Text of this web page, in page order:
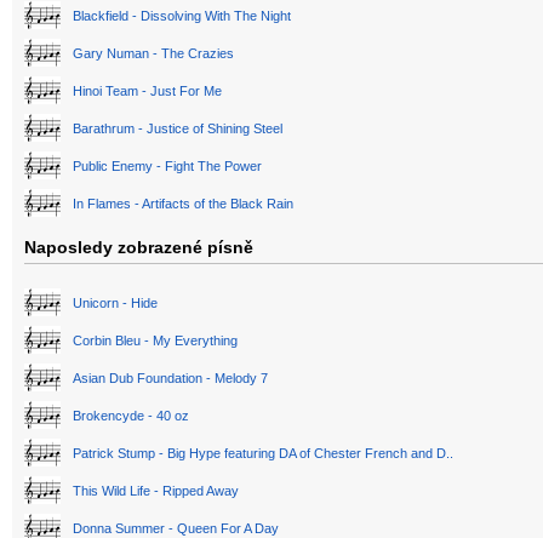
Blackfield - Dissolving With The Night
Gary Numan - The Crazies
Hinoi Team - Just For Me
Barathrum - Justice of Shining Steel
Public Enemy - Fight The Power
In Flames - Artifacts of the Black Rain
Naposledy zobrazené písně
Unicorn - Hide
Corbin Bleu - My Everything
Asian Dub Foundation - Melody 7
Brokencyde - 40 oz
Patrick Stump - Big Hype featuring DA of Chester French and D..
This Wild Life - Ripped Away
Donna Summer - Queen For A Day